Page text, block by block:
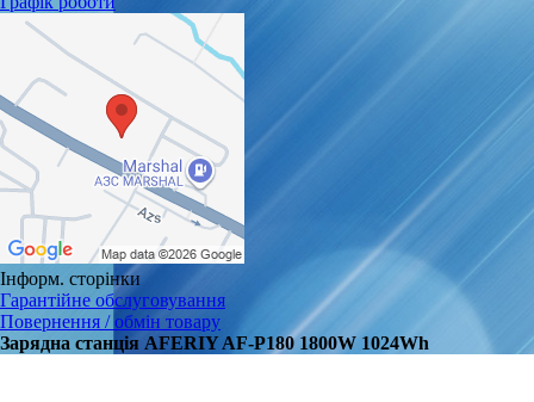
Інформ. сторінки
Гарантійне обслуговування
Повернення / обмін товару
Зарядна станція AFERIY AF-P180 1800W 1024Wh